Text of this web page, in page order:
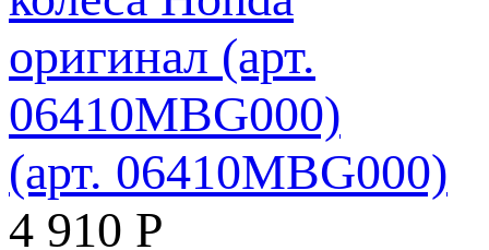
(арт. 06410MBG000)
4 910 Р